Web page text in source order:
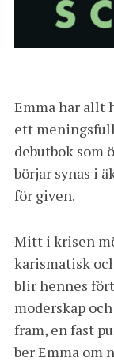
Emma har allt
ett
debutbok som
börjar synas i
för given.​
Mitt i krisen
karismatisk
blir hennes
moderskap
fram, en fast
ber Emma om